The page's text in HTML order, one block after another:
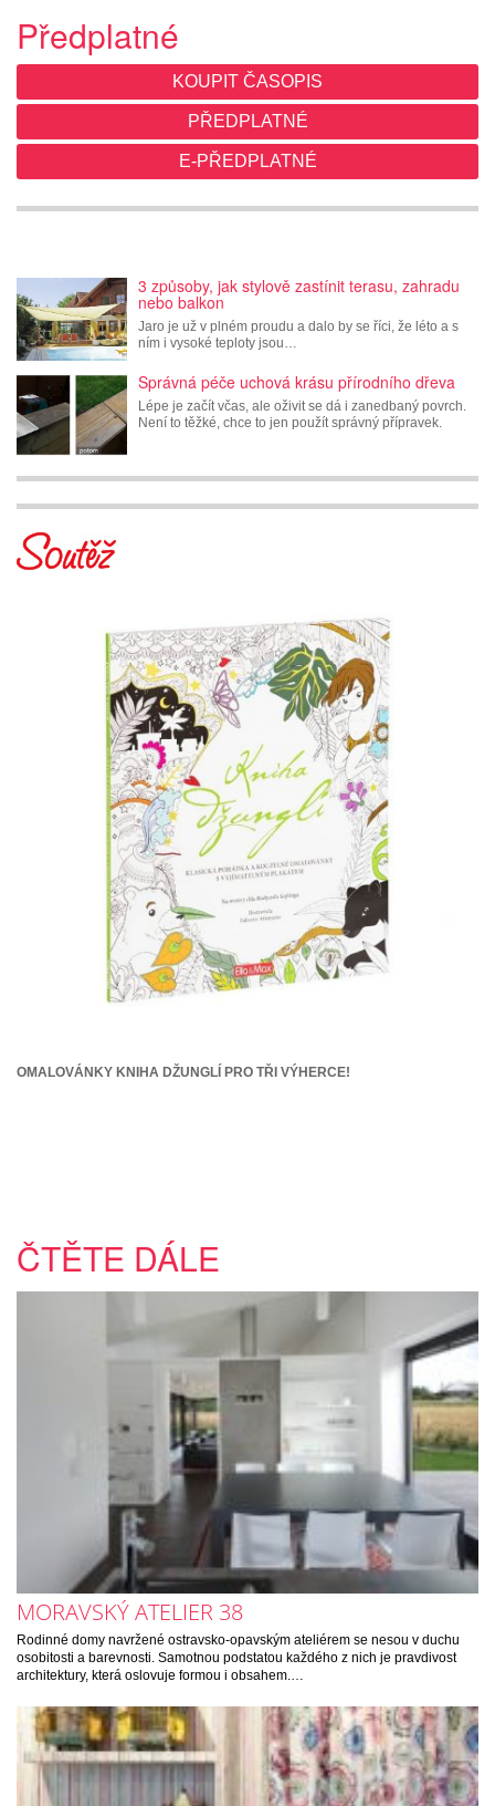
Předplatné
KOUPIT ČASOPIS
PŘEDPLATNÉ
E-PŘEDPLATNÉ
3 způsoby, jak stylově zastínit terasu, zahradu
nebo balkon
Jaro je už v plném proudu a dalo by se říci, že léto a s
ním i vysoké teploty jsou…
Správná péče uchová krásu přírodního dřeva
Lépe je začít včas, ale oživit se dá i zanedbaný povrch.
Není to těžké, chce to jen použít správný přípravek.
OMALOVÁNKY KNIHA DŽUNGLÍ PRO TŘI VÝHERCE!
ČTĚTE DÁLE
MORAVSKÝ ATELIER 38
Rodinné domy navržené ostravsko-opavským ateliérem se nesou v duchu
osobitosti a barevnosti. Samotnou podstatou každého z nich je pravdivost
architektury, která oslovuje formou i obsahem.…